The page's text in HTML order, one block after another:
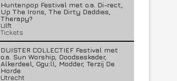
Huntenpop Festival met o.a. Di-rect,
Up The Irons, The Dirty Daddies,
Therapy?
Ulft
Tickets
DUISTER COLLECTIEF Festival met
o.a. Sun Worship, Doodseskader,
Alkerdeel, Ggu:ll, Modder, Terzij De
Horde
Utrecht